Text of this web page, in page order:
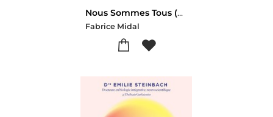
Nous Sommes Tous (un Peu) Chamans : Le Cahier
Fabrice Midal